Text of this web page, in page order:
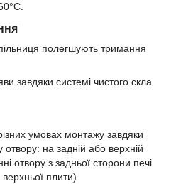
полегшують тримання
завдяки системі чистого скла
умовах монтажу завдяки
на задній або верхній
отвору з задньої сторони печі
плити).